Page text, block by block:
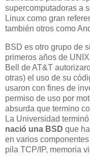
supercomputadoras a
Linux como gran
también otros como
BSD es otro grupo de
primeros años de
Bell de AT&T
otras) el uso de su
usaron con fines de
permiso de uso por
absurda que termino
La Universidad terminó
nació una BSD que
en varios
pila TCP/IP, memoria